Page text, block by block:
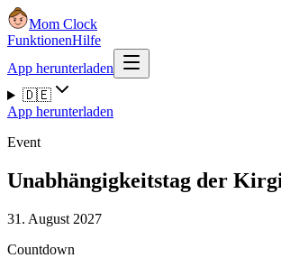
Mom Clock
FunktionenHilfe
App herunterladen
🇩🇪
App herunterladen
Event
Unabhängigkeitstag der
31. August 2027
Countdown